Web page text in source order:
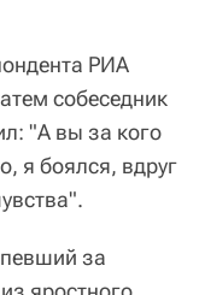
РИА
собеседник
"А вы за кого
я боялся, вдруг
за